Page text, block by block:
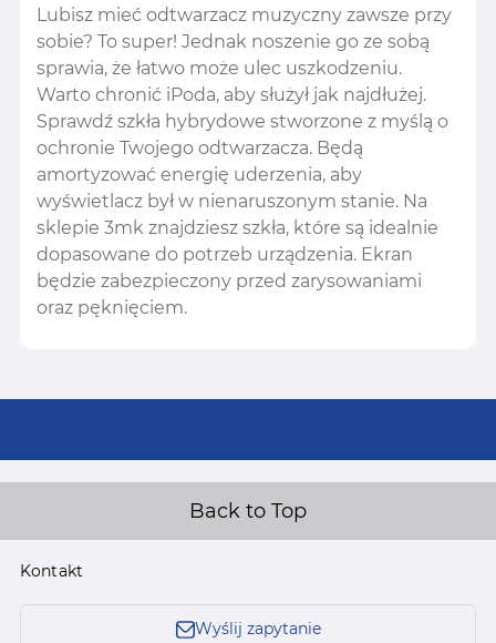
Lubisz mieć odtwarzacz muzyczny zawsze przy
sobie? To super! Jednak noszenie go ze sobą
sprawia, że łatwo może ulec uszkodzeniu.
Warto chronić iPoda, aby służył jak najdłużej.
Sprawdź szkła hybrydowe stworzone z myślą o
ochronie Twojego odtwarzacza. Będą
amortyzować energię uderzenia, aby
wyświetlacz był w nienaruszonym stanie. Na
sklepie 3mk znajdziesz szkła, które są idealnie
dopasowane do potrzeb urządzenia. Ekran
będzie zabezpieczony przed zarysowaniami
oraz pęknięciem.
Back to Top
Kontakt
Wyślij zapytanie